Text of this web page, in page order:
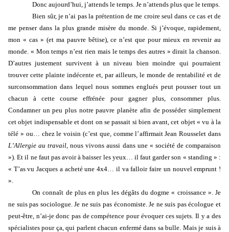
Donc aujourd’hui, j’attends le temps. Je n’attends plus que le temps.
Bien sûr, je n’ai pas la prétention de me croire seul dans ce cas et de
me penser dans la plus grande misère du monde. Si j’évoque, rapidement,
mon « cas » (et ma pauvre bêtise), ce n’est que pour mieux en revenir au
monde. « Mon temps n’est rien mais le temps des autres » dirait la chanson.
D’autres justement survivent à un niveau bien moindre qui pourraient
trouver cette plainte indécente et, par ailleurs, le monde de rentabilité et de
surconsommation dans lequel nous sommes englués peut pousser tout un
chacun à cette course effrénée pour gagner plus, consommer plus.
Condamner un peu plus notre pauvre planète afin de posséder simplement
cet objet indispensable et dont on se passait si bien avant, cet objet « vu à la
télé » ou… chez le voisin (c’est que, comme l’affirmait Jean Rousselet dans
L’Allergie au travail, nous vivons aussi dans une « société de comparaison
»). Et il ne faut pas avoir à baisser les yeux… il faut garder son « standing » :
« T’as vu Jacques a acheté une 4x4… il va falloir faire un nouvel emprunt !
».
On connaît de plus en plus les dégâts du dogme « croissance ». Je
ne suis pas sociologue. Je ne suis pas économiste. Je ne suis pas écologue et
peut-être, n’ai-je donc pas de compétence pour évoquer ces sujets. Il y a des
spécialistes pour ça, qui parlent chacun enfermé dans sa bulle. Mais je suis à